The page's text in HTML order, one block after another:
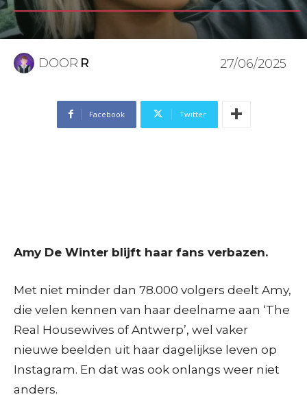
DOOR R 27/06/2025
Facebook Twitter
Amy De Winter blijft haar fans verbazen.
Met niet minder dan 78.000 volgers deelt Amy,
die velen kennen van haar deelname aan ‘The
Real Housewives of Antwerp’, wel vaker
nieuwe beelden uit haar dagelijkse leven op
Instagram. En dat was ook onlangs weer niet
anders.